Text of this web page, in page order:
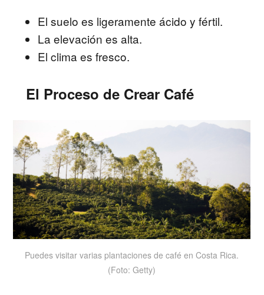
El suelo es ligeramente ácido y fértil.
La elevación es alta.
El clima es fresco.
El Proceso de Crear Café
Puedes visitar varias plantaciones de café en Costa Rica.
(Foto: Getty)